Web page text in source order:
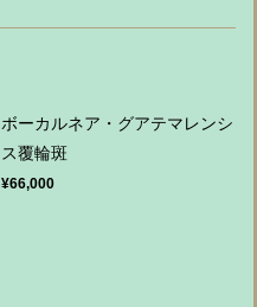
ボーカルネア・グアテマレンシ
ス覆輪斑
¥66,000